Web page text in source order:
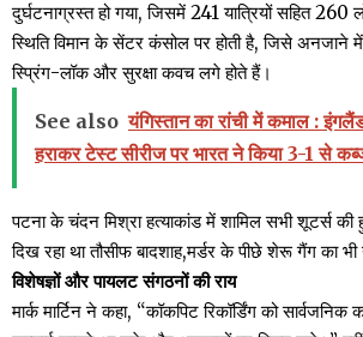
दुर्घटनाग्रस्त हो गया, जिसमें 241 यात्रियों सहित 260
स्थिति विमान के सेंटर कंसोल पर होती है, जिसे अनजाने
स्प्रिंग-लॉक और सुरक्षा कवच लगे होते हैं।
See also यंगिस्तान का रांची में कमाल :
हराकर टेस्ट सीरीज पर भारत ने किया 3-1 से
पटना के चंदन मिश्रा हत्याकांड में शामिल सभी शूटर्स
दिख रहा था तौसीफ बादशाह,मर्डर के पीछे शेरू गैंग का भी
विशेषज्ञों और पायलट संगठनों की राय
मार्क मार्टिन ने कहा, “कॉकपिट रिकॉर्डिंग को